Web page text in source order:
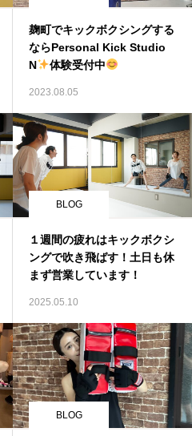
麹町でキックボクシングする
ならPersonal Kick Studio
N
体験受付中
2023.08.05
BLOG
１週間の疲れはキックボクシ
ングで吹き飛ばす！土日も休
まず営業しています！
2025.05.10
BLOG